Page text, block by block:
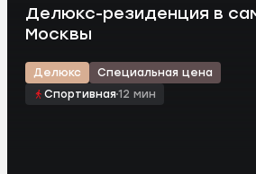
Делюкс-резиденция в
Москвы
Делюкс
Специальная цена
Спортивная12 мин